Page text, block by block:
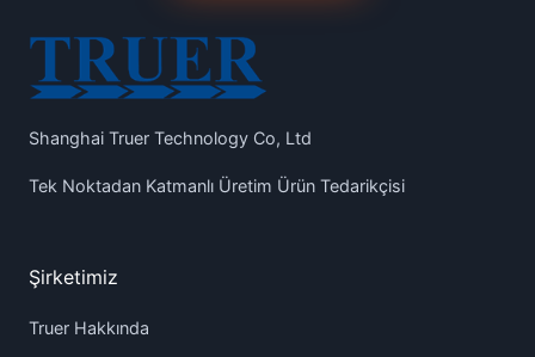
Shanghai Truer Technology Co, Ltd
Tek Noktadan Katmanlı Üretim Ürün Tedarikçisi
Şirketimiz
Truer Hakkında